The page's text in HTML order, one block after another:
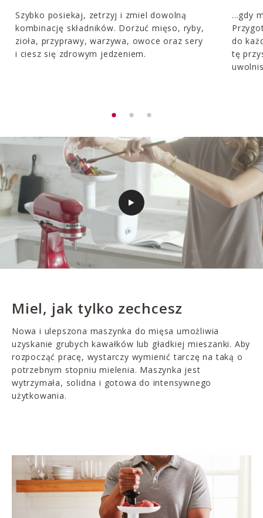
Szybko posiekaj, zetrzyj i zmiel dowolną
kombinację składników. Dorzuć mięso, ryby,
zioła, przyprawy, warzywa, owoce oraz sery
i ciesz się zdrowym jedzeniem.
...gdy
do
tę
Miel, jak tylko zechcesz
Nowa i ulepszona maszynka do mięsa umożliwia
uzyskanie grubych kawałków lub gładkiej mieszanki. Aby
rozpocząć pracę, wystarczy wymienić tarczę na taką o
potrzebnym stopniu mielenia. Maszynka jest
wytrzymała, solidna i gotowa do intensywnego
użytkowania.